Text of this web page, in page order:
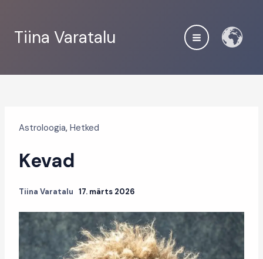
contentTiina Varatalu
Astroloogia,Hetked
Kevad
Tiina Varatalu 17. märts 2026